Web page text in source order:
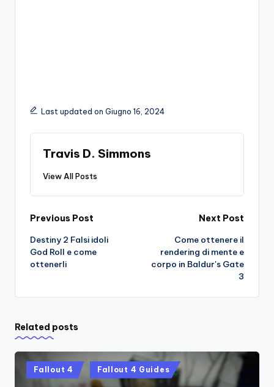
Last updated on Giugno 16, 2024
Travis D. Simmons
View All Posts
Post
navigation
Previous Post
Destiny 2 Falsi idoli
God Roll e come
ottenerli
Next Post
Come ottenere il
rendering di mente e
corpo in Baldur's Gate
3
Related posts
Posted
in
Fallout 4 Fallout 4 Guides